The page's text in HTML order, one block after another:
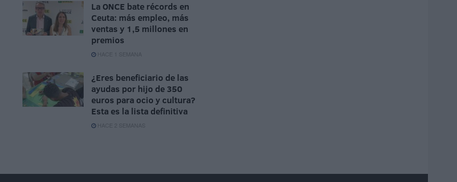
La ONCE bate récords en
Ceuta: más empleo, más
ventas y 1,5 millones en
premios
HACE 1 SEMANA
¿Eres beneficiario de las
ayudas por hijo de 350
euros para ocio y cultura?
Esta es la lista definitiva
HACE 2 SEMANAS